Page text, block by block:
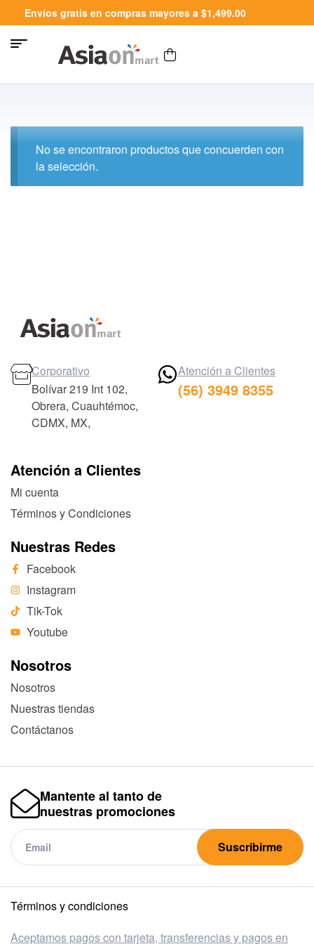
Envíos gratis en compras mayores a $1,499.00
No se encontraron productos que concuerden con
la selección.
Atención a Clientes
Mi cuenta
Términos y Condiciones
Nuestras Redes
Facebook
Instagram
Tik-Tok
Youtube
Nosotros
Nosotros
Nuestras tiendas
Contáctanos
Corporativo
Bolívar 219 Int 102,
Obrera, Cuauhtémoc,
CDMX, MX,
Atención a Clientes
(56) 3949 8355
Mantente al tanto de
nuestras promociones
Suscribirme
Términos y condiciones
Aceptamos pagos con tarjeta, transferencias y pagos en